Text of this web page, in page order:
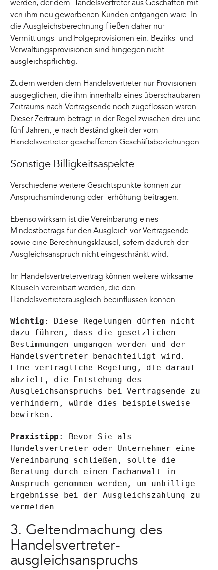
werden, der dem Handelsvertreter aus Geschäften mit
von ihm neu geworbenen Kunden entgangen wäre. In
die Ausgleichsberechnung fließen daher nur
Vermittlungs- und Folgeprovisionen ein. Bezirks- und
Verwaltungsprovisionen sind hingegen nicht
ausgleichspflichtig.
Zudem werden dem Handelsvertreter nur Provisionen
ausgeglichen, die ihm innerhalb eines überschaubaren
Zeitraums nach Vertragsende noch zugeflossen wären.
Dieser Zeitraum beträgt in der Regel zwischen drei und
fünf Jahren, je nach Beständigkeit der vom
Handelsvertreter geschaffenen Geschäftsbeziehungen.
Sonstige Billigkeitsaspekte
Verschiedene weitere Gesichtspunkte können zur
Anspruchsminderung oder -erhöhung beitragen:
Ebenso wirksam ist die Vereinbarung eines
Mindestbetrags für den Ausgleich vor Vertragsende
sowie eine Berechnungsklausel, sofern dadurch der
Ausgleichsanspruch nicht eingeschränkt wird.
Im Handelsvertretervertrag können weitere wirksame
Klauseln vereinbart werden, die den
Handelsvertreterausgleich beeinflussen können.
Wichtig : Diese Regelungen dürfen nicht
dazu führen, dass die gesetzlichen
Bestimmungen umgangen werden und der
Handelsvertreter benachteiligt wird.
Eine vertragliche Regelung, die darauf
abzielt, die Entstehung des
Ausgleichsanspruchs bei Vertragsende zu
verhindern, würde dies beispielsweise
bewirken.
Praxistipp : Bevor Sie als
Handelsvertreter oder Unternehmer eine
Vereinbarung schließen, sollte die
Beratung durch einen Fachanwalt in
Anspruch genommen werden, um unbillige
Ergebnisse bei der Ausgleichszahlung zu
vermeiden.
3. Geltendmachung des
Handelsvertreter­
ausgleichsanspruchs